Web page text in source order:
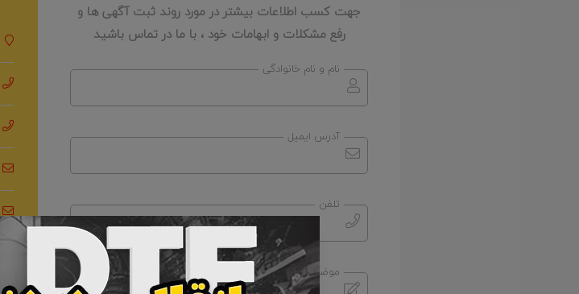
جهت کسب اطلاعات بیشتر در مورد روند ثبت آگهی ها و
رفع مشکلات و ابهامات خود ، با ما در تماس باشید
نام و نام خانوادگی
آدرس ایمیل
تلفن
موضوع